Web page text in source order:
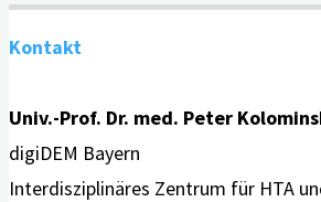
Kontakt
Univ.-Prof. Dr. med. Peter
digiDEM Bayern
Interdisziplinäres Zentrum für HTA